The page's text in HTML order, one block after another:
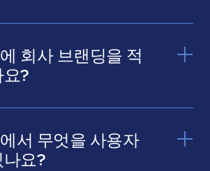
회사 브랜딩을 적
?
서 무엇을 사용자
요?